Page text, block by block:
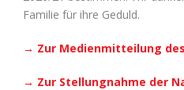
Familie für ihre Geduld.
→ Zur Medienmitteilung
→ Zur Stellungnahme der